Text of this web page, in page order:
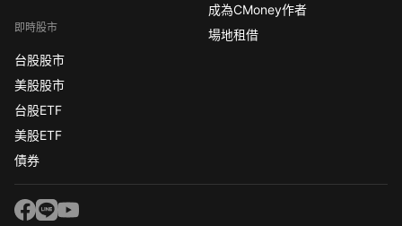
即時股市
台股股市
美股股市
台股ETF
美股ETF
債券
成為CMoney作者
場地租借